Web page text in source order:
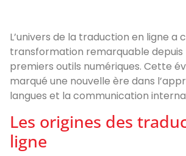
L’univers de la traduction en ligne a
transformation remarquable depuis
premiers outils numériques. Cette
marqué une nouvelle ère dans
langues et la communication
Les origines des
ligne